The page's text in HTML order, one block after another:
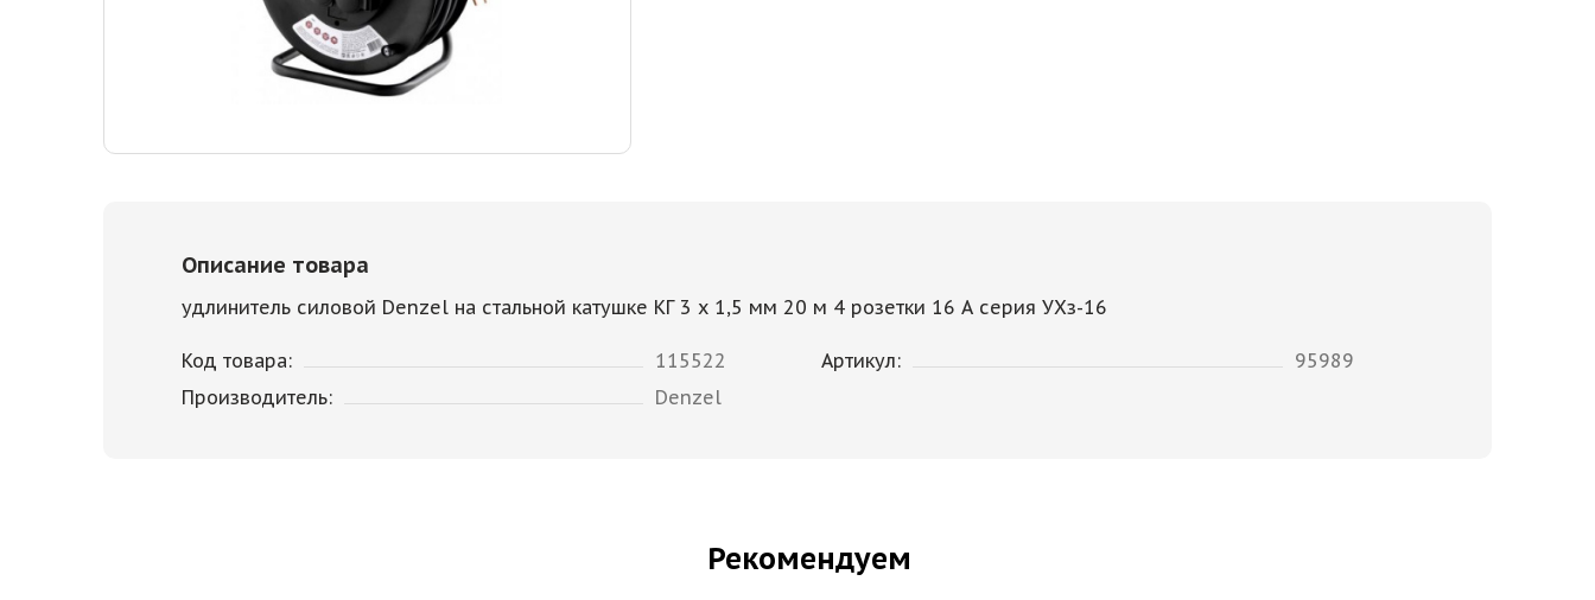
Описание товара
удлинитель силовой Denzel на стальной катушке КГ 3 х 1,5 мм 20 м 4 розетки 16 А серия УХз-16
Код товара:
115522
Производитель:
Denzel
Артикул: 95989
Рекомендуем